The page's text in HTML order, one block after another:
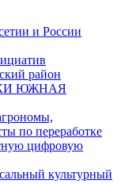
и России
район
ЮЖНАЯ
по переработке
цифровую
культурный